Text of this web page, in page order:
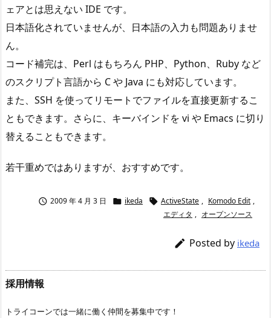
ェアとは思えない IDE です。
日本語化されていませんが、日本語の入力も問題ありませ
ん。
コード補完は、Perl はもちろん PHP、Python、Ruby など
のスクリプト言語から C や Java にも対応しています。
また、SSH を使ってリモートでファイルを直接更新するこ
ともできます。さらに、キーバインドを vi や Emacs に切り
替えることもできます。
若干重めではありますが、おすすめです。
 2009 年 4 月 3 日  ikeda  ActiveState , Komodo Edit ,
エディタ , オープンソース
 Posted by ikeda
採用情報
トライコーンでは一緒に働く仲間を募集中です！